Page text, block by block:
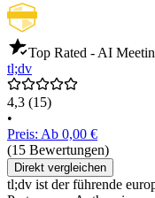
Top Rated - AI
tl;dv
4,3 (15)
•
Preis: Ab 0,00 €
(15 Bewertungen)
Direkt vergleichen
tl;dv ist der führende